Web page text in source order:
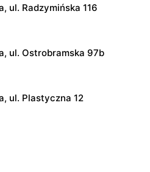
ul. Radzymińska 116
ul. Ostrobramska 97b
ul. Plastyczna 12
ul. Fort Służew 2